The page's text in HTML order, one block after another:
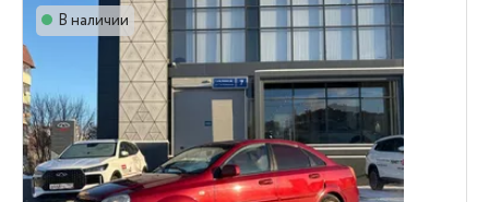
В наличии